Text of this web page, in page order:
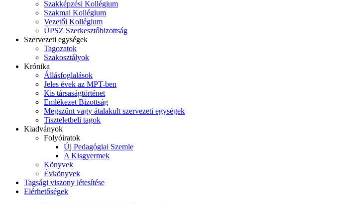
Szakképzési Kollégium
Szakmai Kollégium
Vezetői Kollégium
ÚPSZ Szerkesztőbizottság
Szervezeti egységek
Tagozatok
Szakosztályok
Krónika
Állásfoglalások
Jeles évek az MPT-ben
Kis társaságtörténet
Emlékezet Bizottság
Megszűnt vagy átalakult szervezeti egységek
Tiszteletbeli tagok
Kiadványok
Folyóiratok
Új Pedagógiai Szemle
A Kisgyermek
Könyvek
Évkönyvek
Tagsági viszony létesítése
Elérhetőségek